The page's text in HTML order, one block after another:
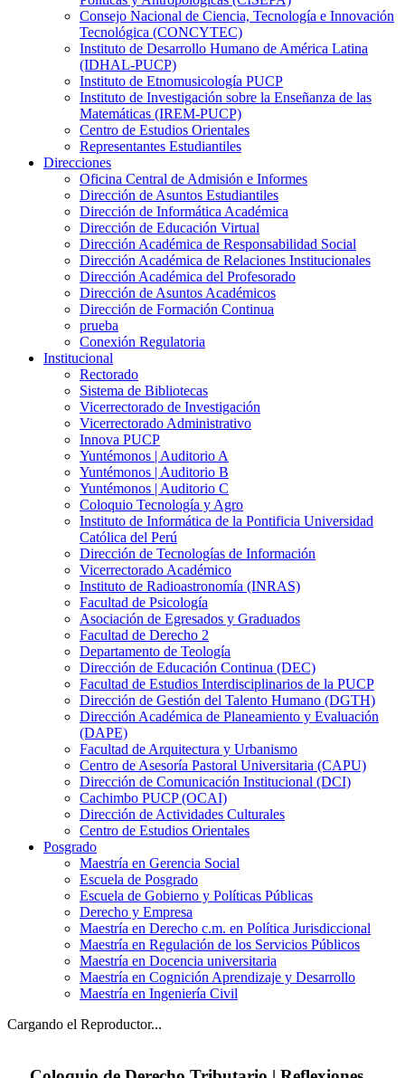
Consejo Nacional de Ciencia, Tecnología e Innovación
Tecnológica (CONCYTEC)
Instituto de Desarrollo Humano de América Latina
(IDHAL-PUCP)
Instituto de Etnomusicología PUCP
Instituto de Investigación sobre la Enseñanza de las
Matemáticas (IREM-PUCP)
Centro de Estudios Orientales
Representantes Estudiantiles
Direcciones
Oficina Central de Admisión e Informes
Dirección de Asuntos Estudiantiles
Dirección de Informática Académica
Dirección de Educación Virtual
Dirección Académica de Responsabilidad Social
Dirección Académica de Relaciones Institucionales
Dirección Académica del Profesorado
Dirección de Asuntos Académicos
Dirección de Formación Continua
prueba
Conexión Regulatoria
Institucional
Rectorado
Sistema de Bibliotecas
Vicerrectorado de Investigación
Vicerrectorado Administrativo
Innova PUCP
Yuntémonos | Auditorio A
Yuntémonos | Auditorio B
Yuntémonos | Auditorio C
Coloquio Tecnología y Agro
Instituto de Informática de la Pontificia Universidad
Católica del Perú
Dirección de Tecnologías de Información
Vicerrectorado Académico
Instituto de Radioastronomía (INRAS)
Facultad de Psicología
Asociación de Egresados y Graduados
Facultad de Derecho 2
Departamento de Teología
Dirección de Educación Continua (DEC)
Facultad de Estudios Interdisciplinarios de la PUCP
Dirección de Gestión del Talento Humano (DGTH)
Dirección Académica de Planeamiento y Evaluación
(DAPE)
Facultad de Arquitectura y Urbanismo
Centro de Asesoría Pastoral Universitaria (CAPU)
Dirección de Comunicación Institucional (DCI)
Cachimbo PUCP (OCAI)
Dirección de Actividades Culturales
Centro de Estudios Orientales
Posgrado
Maestría en Gerencia Social
Escuela de Posgrado
Escuela de Gobierno y Políticas Públicas
Derecho y Empresa
Maestría en Derecho c.m. en Política Jurisdiccional
Maestría en Regulación de los Servicios Públicos
Maestría en Docencia universitaria
Maestría en Cognición Aprendizaje y Desarrollo
Maestría en Ingeniería Civil
Cargando el Reproductor...